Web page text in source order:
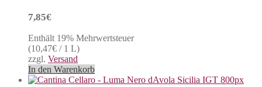
7,85€
Enthält 19% Mehrwertsteuer
(10,47€ / 1 L)
zzgl. Versand
In den Warenkorb